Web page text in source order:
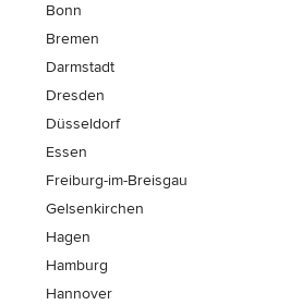
Bonn
Bremen
Darmstadt
Dresden
Düsseldorf
Essen
Freiburg-im-Breisgau
Gelsenkirchen
Hagen
Hamburg
Hannover